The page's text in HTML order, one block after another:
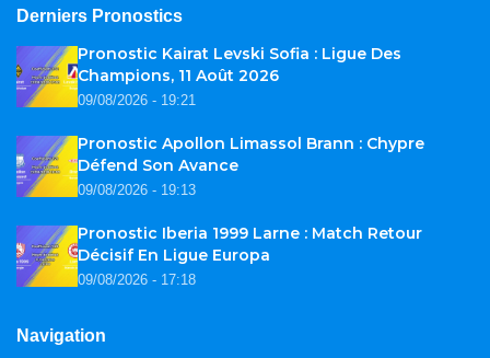
Derniers Pronostics
Pronostic Kairat Levski Sofia : Ligue Des
Champions, 11 Août 2026
09/08/2026 - 19:21
Pronostic Apollon Limassol Brann : Chypre
Défend Son Avance
09/08/2026 - 19:13
Pronostic Iberia 1999 Larne : Match Retour
Décisif En Ligue Europa
09/08/2026 - 17:18
Navigation